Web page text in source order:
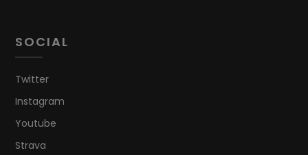
SOCIAL
Twitter
Instagram
Youtube
Strava